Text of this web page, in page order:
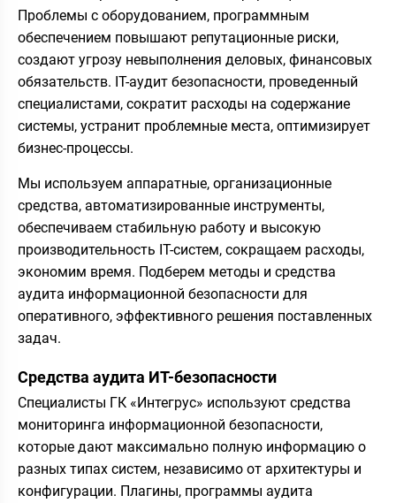
Проблемы с оборудованием, программным
обеспечением повышают репутационные риски,
создают угрозу невыполнения деловых, финансовых
обязательств. IT-аудит безопасности, проведенный
специалистами, сократит расходы на содержание
системы, устранит проблемные места, оптимизирует
бизнес-процессы.
Мы используем аппаратные, организационные
средства, автоматизированные инструменты,
обеспечиваем стабильную работу и высокую
производительность IT-систем, сокращаем расходы,
экономим время. Подберем методы и средства
аудита информационной безопасности для
оперативного, эффективного решения поставленных
задач.
Средства аудита ИТ-безопасности
Специалисты ГК «Интегрус» используют средства
мониторинга информационной безопасности,
которые дают максимально полную информацию о
разных типах систем, независимо от архитектуры и
конфигурации. Плагины, программы аудита